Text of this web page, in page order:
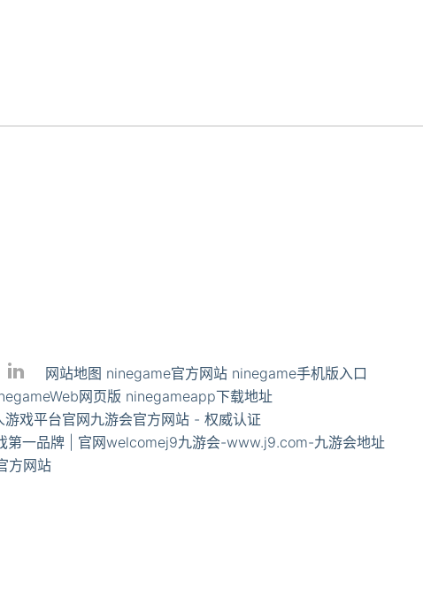
网站地图 ninegame官方网站 ninegame手机版入口
网页版 ninegameapp下载地址
戏平台官网九游会官方网站 - 权威认证
第一品牌 | 官网welcomej9九游会-www.j9.com-九游会地址
方网站